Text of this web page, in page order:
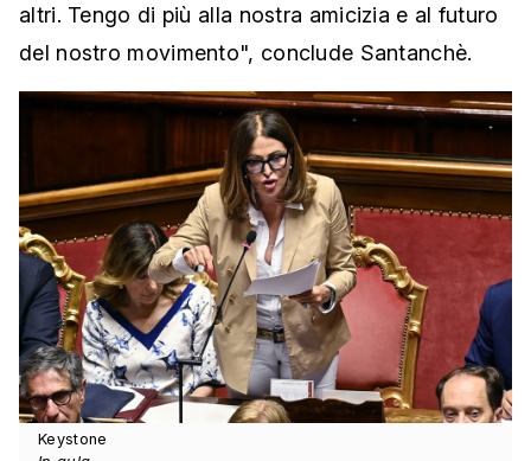
altri. Tengo di più alla nostra amicizia e al futuro
del nostro movimento", conclude Santanchè.
Keystone